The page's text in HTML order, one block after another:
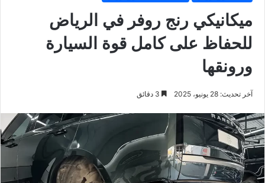
ميكانيكي رنج روفر في الرياض
للحفاظ على كامل قوة السيارة
ورونقها
آخر تحديث: 28 يونيو، 2025